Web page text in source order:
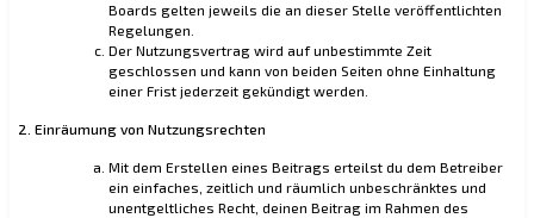
Boards gelten jeweils die an dieser Stelle veröffentlichten
Regelungen.
Der Nutzungsvertrag wird auf unbestimmte Zeit
geschlossen und kann von beiden Seiten ohne Einhaltung
einer Frist jederzeit gekündigt werden.
2. Einräumung von Nutzungsrechten
Mit dem Erstellen eines Beitrags erteilst du dem Betreiber
ein einfaches, zeitlich und räumlich unbeschränktes und
unentgeltliches Recht, deinen Beitrag im Rahmen des